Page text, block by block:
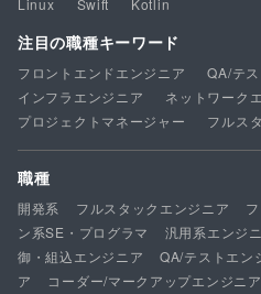
Linux
Swift Kotlin
注目の職種キーワード
フロントエンドエンジニア
QA/テ
インフラエンジニア
ネットワーク
プロジェクトマネージャー
フルス
職種
開発系 フルスタックエンジニア
ン系SE・プログラマ
汎用系エンジ
御・組込エンジニア
QA/テストエン
ア
コーダー/マークアップエンジニア